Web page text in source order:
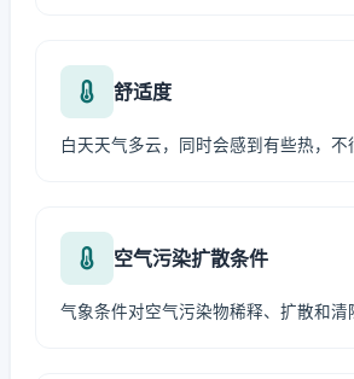
舒适度
白天天气多云，同时会感到有些热，不
空气污染扩散条件
气象条件对空气污染物稀释、扩散和清